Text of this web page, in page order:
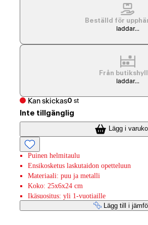
Beställd för
laddar...
Från
laddar...
Kan skickas0 st
Inte tillgänglig
Lägg i
Puinen helmitaulu
Ensikosketus laskutaidon opetteluun
Materiaali: puu ja metalli
Koko: 25x6x24 cm
Ikäsuositus: yli 1-vuotiaille
Lägg till i